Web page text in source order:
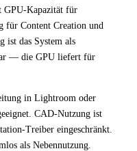
GPU-Kapazität für
für Content Creation und
ist das System als
— die GPU liefert für
in Lightroom oder
CAD-Nutzung ist
Treiber eingeschränkt.
als Nebennutzung.